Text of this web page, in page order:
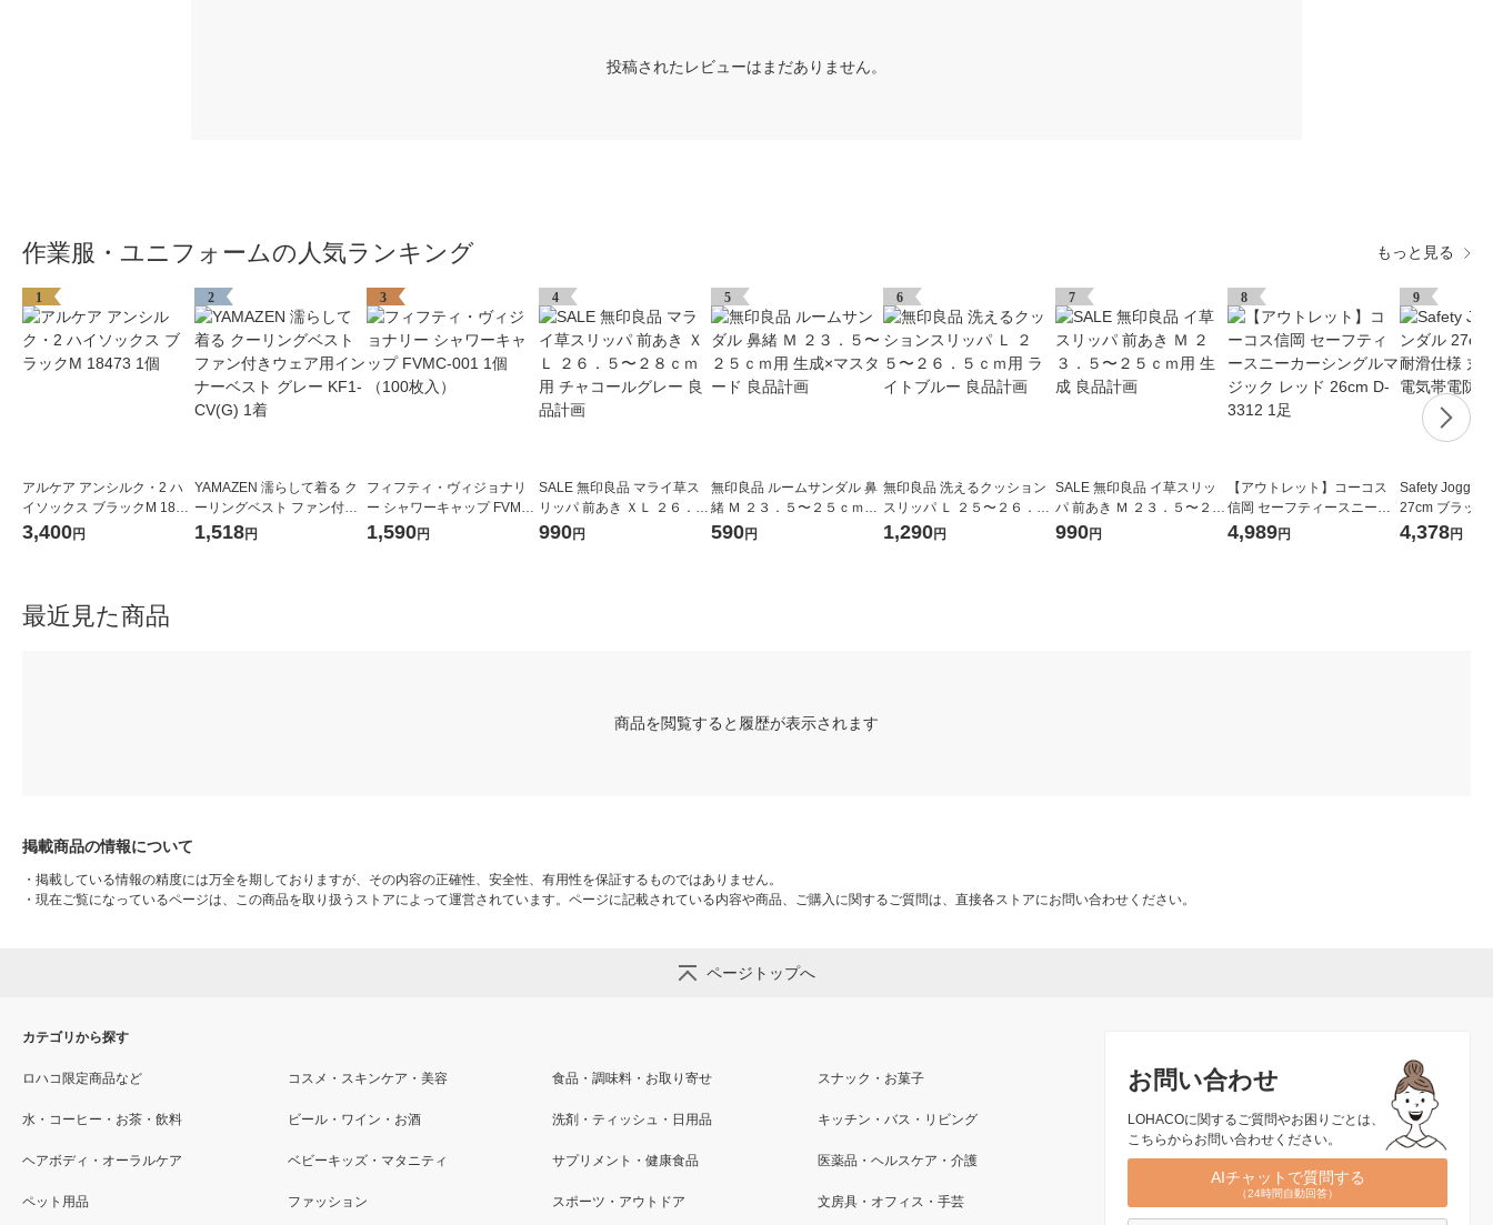
投稿されたレビューはまだありません。
作業服・ユニフォームの人気ランキング もっと見る
1
アルケア アンシルク・2 ハ
イソックス ブラックM 1847
3 1個
3,400円
2
YAMAZEN 濡らして着る ク
ーリングベスト ファン付き
ウェア用インナーベスト グ
1,518円
3
フィフティ・ヴィジョナリ
ー シャワーキャップ FVMC-
001 1個（100枚入）
1,590円
4
SALE 無印良品 マライ草ス
リッパ 前あき ＸＬ ２６．
５〜２８ｃｍ用 チャコール
990円
5
無印良品 ルームサンダル 鼻
緒 Ｍ ２３．５〜２５ｃｍ用
生成×マスタード 良品計画
590円
6
無印良品 洗えるクッション
スリッパ Ｌ ２５〜２６．５
ｃｍ用 ライトブルー 良品計
1,290円
7
SALE 無印良品 イ草スリッ
パ 前あき Ｍ ２３．５〜２５
ｃｍ用 生成 良品計画
990円
8
【アウトレット】コーコス
信岡 セーフティースニーカ
ーシングルマジック レッド
4,989円
9
Safety Jogger
27cm ブラック
洗い可能 静電
4,378円
最近見た商品
商品を閲覧すると履歴が表示されます
掲載商品の情報について
・ 掲載している情報の精度には万全を期しておりますが、その内容の正確性、安全性、有用性を保証するものではありません。
・ 現在ご覧になっているページは、この商品を取り扱うストアによって運営されています。ページに記載されている内容や商品、ご購入に関するご質問は、直接各ストアにお問い合わせください。
ページトップへ
お問い合わせ
LOHACOに関するご質問やお困りごとは、
こちらからお問い合わせください。
AIチャットで質問する
（24時間自動回答）
カテゴリから探す
ロハコ限定商品など コスメ・スキンケア・美容 食品・調味料・お取り寄せ スナック・お菓子
水・コーヒー・お茶・飲料 ビール・ワイン・お酒 洗剤・ティッシュ・日用品 キッチン・バス・リビング
ヘアボディ・オーラルケア ベビーキッズ・マタニティ サプリメント・健康食品 医薬品・ヘルスケア・介護
ペット用品 ファッション スポーツ・アウトドア 文房具・オフィス・手芸